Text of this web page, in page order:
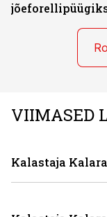
VIIMASED
Kalastaja